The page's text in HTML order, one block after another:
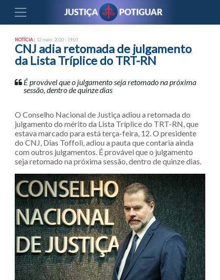
NOTÍCIA | 12 maio, 2020 - 19:01
CNJ adia retomada de julgamento
da Lista Tríplice do TRT-RN
É provável que o julgamento seja retomado na próxima
sessão, dentro de quinze dias
O Conselho Nacional de Justiça adiou a retomada do
julgamento do mérito da Lista Tríplice do TRT-RN, que
estava marcado para está terça-feira, 12. O presidente
do CNJ, Dias Toffoli, adiou a pauta que contaria ainda
com outros julgamentos. É provável que o julgamento
seja retomado na próxima sessão, dentro de quinze dias.